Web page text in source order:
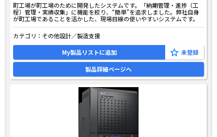
町工場が町工場のために開発したシステムです。「納期管理・進捗（工
程）管理・実績収集」に機能を絞り、“簡単”を追求しました。弊社自身
が町工場であることを活かした、現場目線の使いやすいシステムです。
カテゴリ： その他設計／製造支援
My製品リストに追加
製品詳細ページへ